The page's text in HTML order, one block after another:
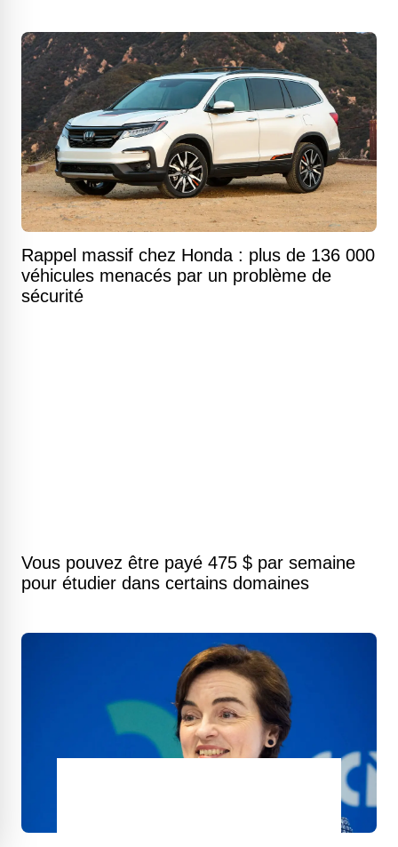
Rappel massif chez Honda : plus de 136 000
véhicules menacés par un problème de
sécurité
Vous pouvez être payé 475 $ par semaine
pour étudier dans certains domaines